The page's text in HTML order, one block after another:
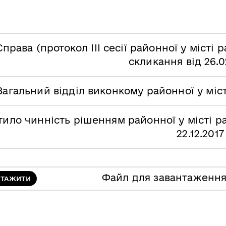
(протокол ІІІ сесії районної у місті
скликання від
відділ виконкому районної у
чинність рішенням районної у місті
Файл для